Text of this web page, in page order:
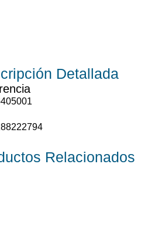
Detallada
Relacionados